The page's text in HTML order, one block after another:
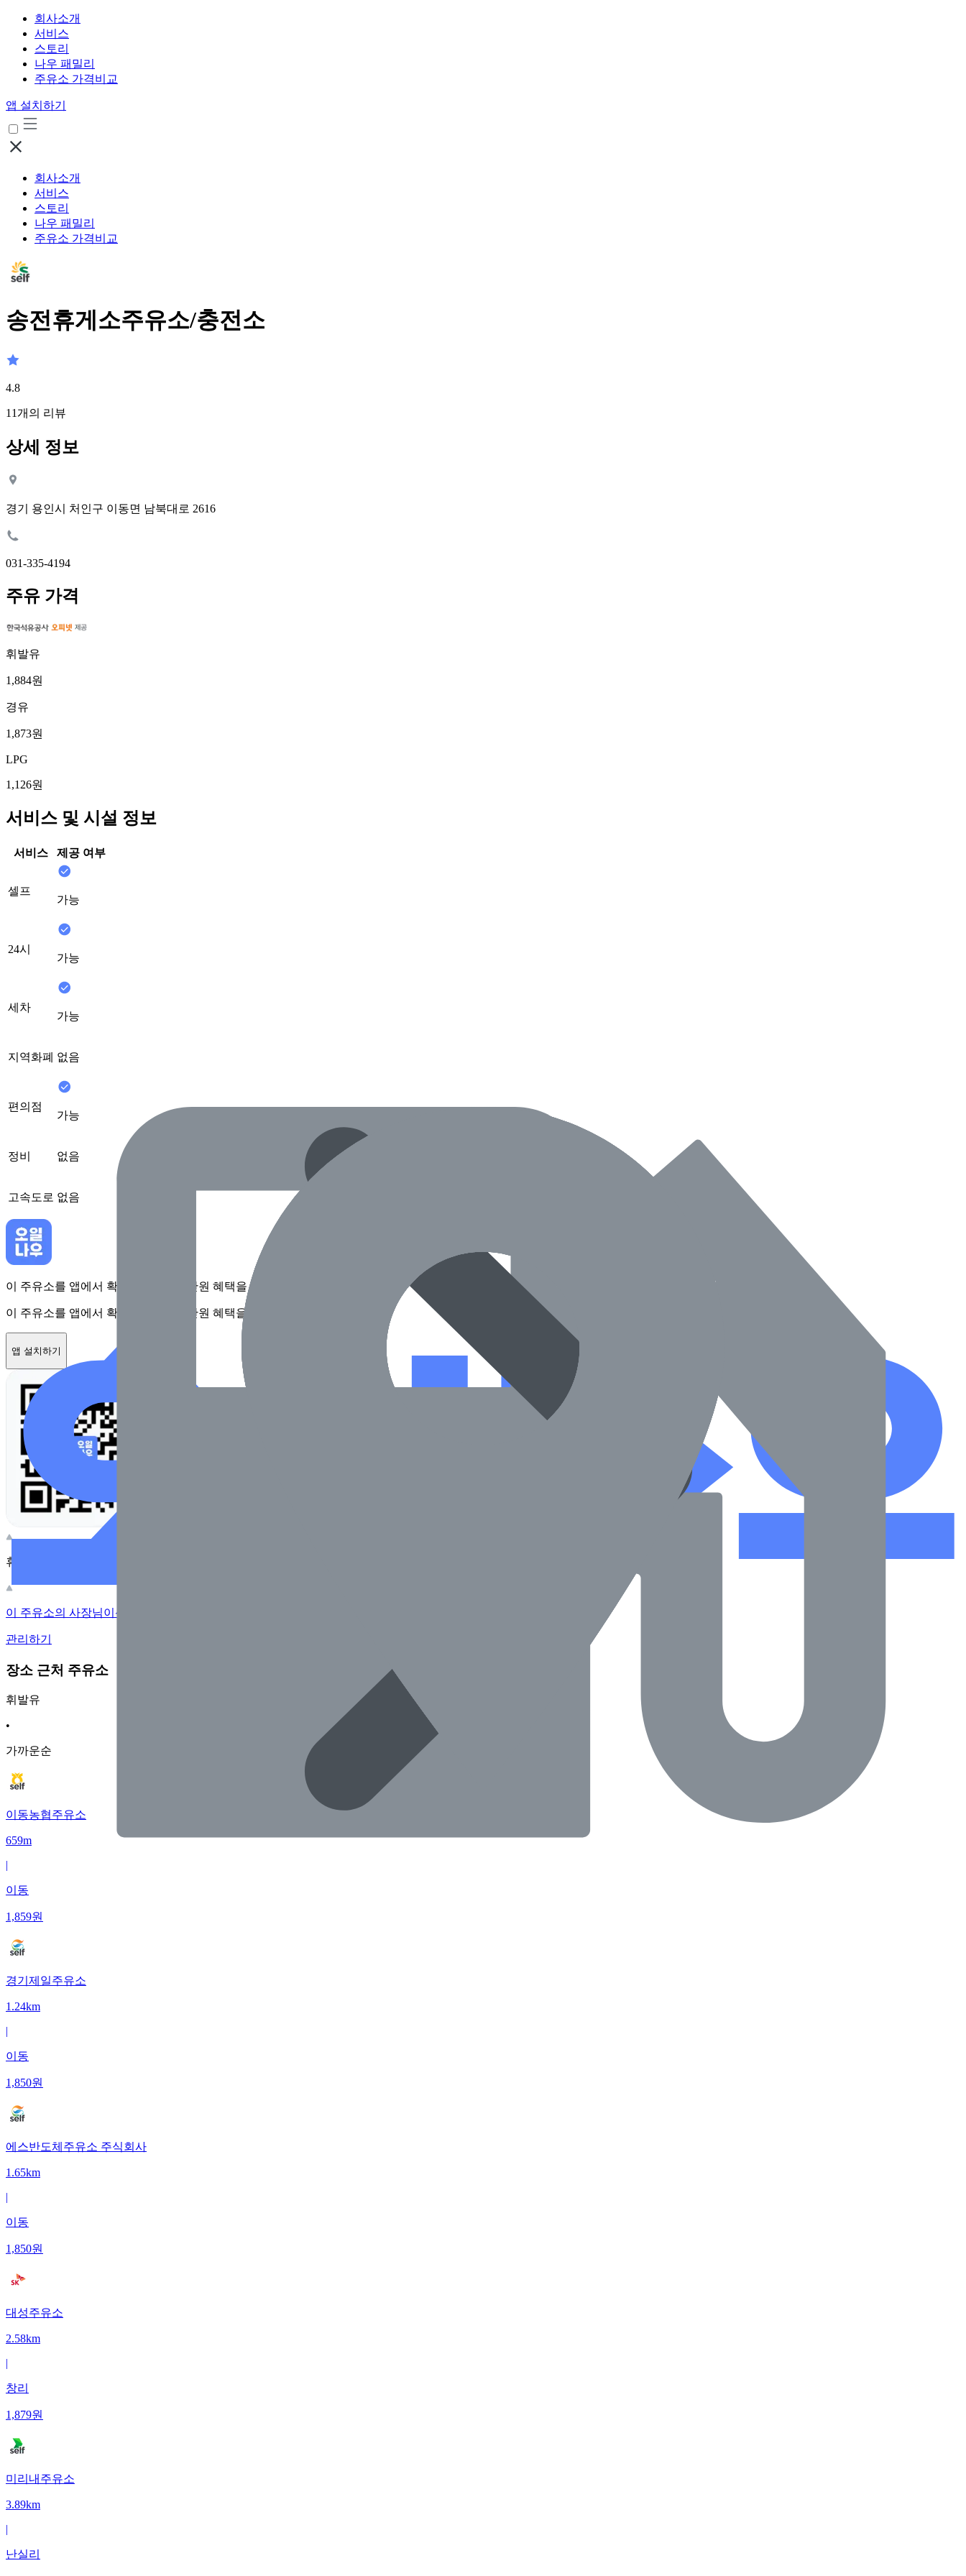
회사소개
서비스
스토리
나우 패밀리
주유소 가격비교
앱 설치하기
회사소개
서비스
스토리
나우 패밀리
주유소 가격비교
송전휴게소주유소/충전소
4.8
11개의 리뷰
상세 정보
경기 용인시 처인구 이동면 남북대로 2616
031-335-4194
주유 가격
휘발유
1,884원
경유
1,873원
LPG
1,126원
서비스 및 시설 정보
서비스 제공 여부
셀프
가능
24시
가능
세차
가능
지역화폐 없음
편의점
가능
정비 없음
고속도로 없음
이 주유소를 앱에서 확인하고 최대 1만원 혜택을 받아보세요
이 주유소를 앱에서 확인하고 최대 1만원 혜택을 받아보세요
앱 설치하기
휴대전화 카메라로 찍어보세요
이 주유소의 사장님이신가요?
관리하기
장소 근처 주유소
휘발유
•
가까운순
이동농협주유소
659m
|
이동
1,859원
경기제일주유소
1.24km
|
이동
1,850원
에스반도체주유소 주식회사
1.65km
|
이동
1,850원
대성주유소
2.58km
|
창리
1,879원
미리내주유소
3.89km
|
난실리